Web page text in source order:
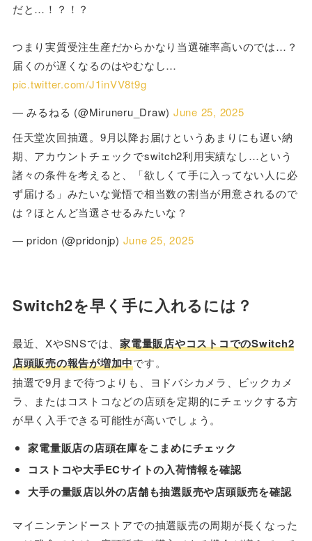
だと…！？！？
つまり実質受注生産だからかなり当選確率高いのでは…？
届くのが遅くなるのはやむなし…
pic.twitter.com/J1inVV8t9g
— みるねる (@Miruneru_Draw) June 25, 2025
任天堂次回抽選。9月以降お届けというあまりにも遅い納
期、アカウントチェックでswitch2利用実績なし…という
諸々の条件を考えると、「欲しくて手に入ってない人に必
ず届ける」みたいな覚悟で相当数の割当が用意されるので
は？ほとんど当選させるみたいな？
— pridon (@pridonjp) June 25, 2025
Switch2を早く手に入れるには？
最近、XやSNSでは、家電量販店やコストコでのSwitch2
店頭販売の報告が増加中です。
抽選で9月まで待つよりも、ヨドバシカメラ、ビックカメ
ラ、またはコストコなどの店頭を定期的にチェックする方
が早く入手できる可能性が高いでしょう。
家電量販店の店頭在庫をこまめにチェック
コストコや大手ECサイトの入荷情報を確認
大手の量販店以外の店舗も抽選販売や店頭販売を確認
マイニンテンドーストアでの抽選販売の周期が長くなった